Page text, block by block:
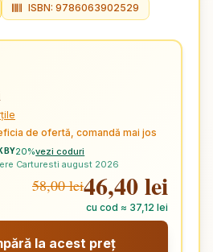
ISBN: 9786063902529
de ofertă, comandă mai jos
20%vezi coduri
Carturesti august 2026
58,00 lei46,40 lei
cu cod ≈ 37,12 lei
la acest preț